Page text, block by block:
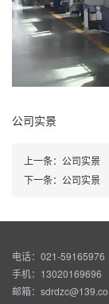
公司实景
上一条： 公司实景
下一条： 公司实景
电话：021-59165976
手机：13020169696
邮箱：